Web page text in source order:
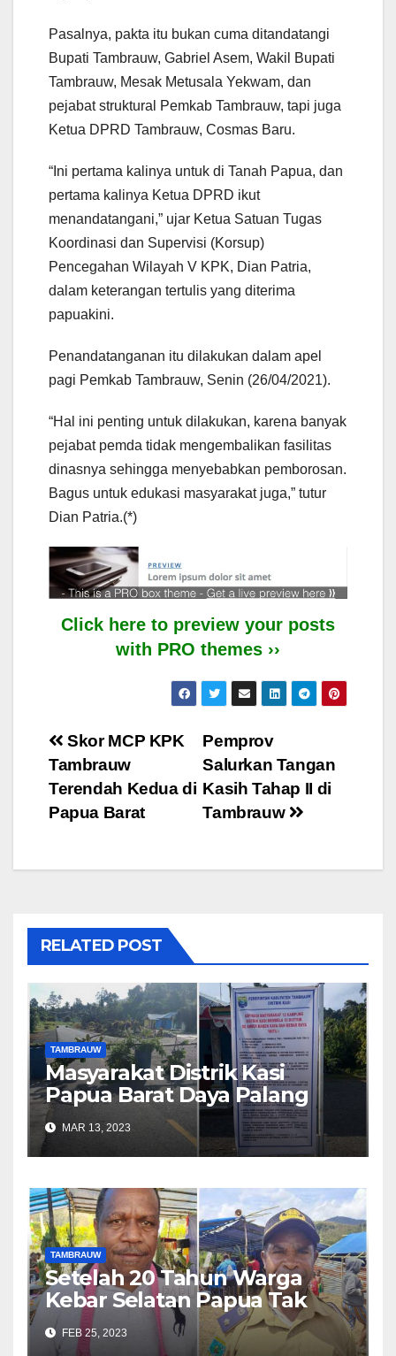
Pasalnya, pakta itu bukan cuma ditandatangi
Bupati Tambrauw, Gabriel Asem, Wakil Bupati
Tambrauw, Mesak Metusala Yekwam, dan
pejabat struktural Pemkab Tambrauw, tapi juga
Ketua DPRD Tambrauw, Cosmas Baru.
“Ini pertama kalinya untuk di Tanah Papua, dan
pertama kalinya Ketua DPRD ikut
menandatangani,” ujar Ketua Satuan Tugas
Koordinasi dan Supervisi (Korsup)
Pencegahan Wilayah V KPK, Dian Patria,
dalam keterangan tertulis yang diterima
papuakini.
Penandatanganan itu dilakukan dalam apel
pagi Pemkab Tambrauw, Senin (26/04/2021).
“Hal ini penting untuk dilakukan, karena banyak
pejabat pemda tidak mengembalikan fasilitas
dinasnya sehingga menyebabkan pemborosan.
Bagus untuk edukasi masyarakat juga,” tutur
Dian Patria.(*)
Click here to preview your posts
with PRO themes ››
Post
navigation
Pemprov
Salurkan Tangan
Kasih Tahap II di
Tambrauw
Skor MCP KPK
Tambrauw
Terendah Kedua di
Papua Barat
RELATED POST
TAMBRAUW
Masyarakat Distrik Kasi
Papua Barat Daya Palang
Jalan
MAR 13, 2023
TAMBRAUW
Setelah 20 Tahun Warga
Kebar Selatan Papua Tak
Lagi Jalan Kaki Pikul Barang
FEB 25, 2023